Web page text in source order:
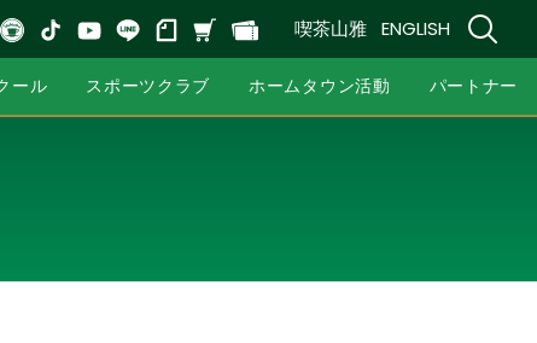
喫茶山雅 ENGLISH
ール スポーツクラブ ホームタウン活動 パートナー